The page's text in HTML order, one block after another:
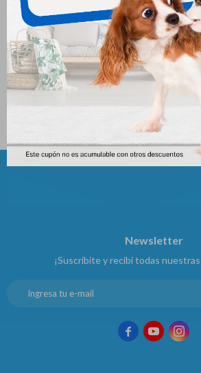
Cat Chow Adultos Pescado
15kgs * 3kg
$ 3.583
Biofresh
Newsletter
¡Suscribite y recibí todas
  